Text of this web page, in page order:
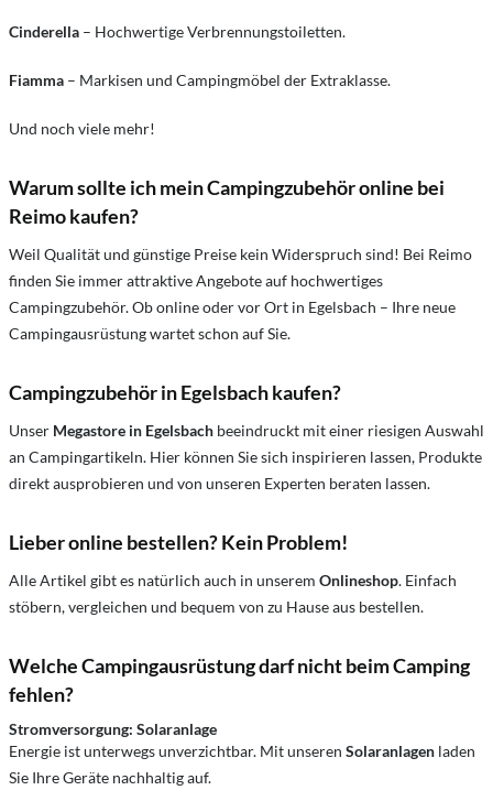
Cinderella – Hochwertige Verbrennungstoiletten.
Fiamma – Markisen und Campingmöbel der Extraklasse.
Und noch viele mehr!
Warum sollte ich mein Campingzubehör online bei
Reimo kaufen?
Weil Qualität und günstige Preise kein Widerspruch sind! Bei Reimo
finden Sie immer attraktive Angebote auf hochwertiges
Campingzubehör. Ob online oder vor Ort in Egelsbach – Ihre neue
Campingausrüstung wartet schon auf Sie.
Campingzubehör in Egelsbach kaufen?
Unser Megastore in Egelsbach beeindruckt mit einer riesigen Auswahl
an Campingartikeln. Hier können Sie sich inspirieren lassen, Produkte
direkt ausprobieren und von unseren Experten beraten lassen.
Lieber online bestellen? Kein Problem!
Alle Artikel gibt es natürlich auch in unserem Onlineshop. Einfach
stöbern, vergleichen und bequem von zu Hause aus bestellen.
Welche Campingausrüstung darf nicht beim Camping
fehlen?
Stromversorgung: Solaranlage
Energie ist unterwegs unverzichtbar. Mit unseren Solaranlagen laden
Sie Ihre Geräte nachhaltig auf.